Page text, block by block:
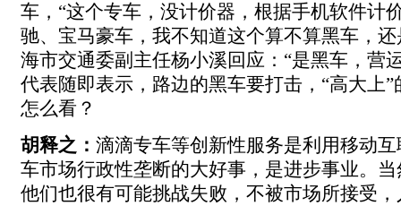
车，“这个专车，没计价器，根据手机软件计
驰、宝马豪车，我不知道这个算不算黑车，
海市交通委副主任杨小溪回应：“是黑车，营
代表随即表示，路边的黑车要打击，“高大上
怎么看？
胡释之： 滴滴专车等创新性服务是利用移动
车市场行政性垄断的大好事，是进步事业。
他们也很有可能挑战失败，不被市场所接受